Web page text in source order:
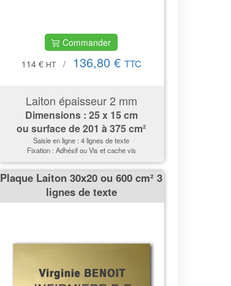
Commander
114 € HT / 136,80 € TTC
Laiton épaisseur 2 mm
Dimensions : 25 x 15 cm
ou surface de201 à 375 cm²
Saisie en ligne : 4 lignes de texte
Fixation : Adhésif ou Vis et cache vis
Plaque Laiton 30x20 ou 600 cm² 3
lignes de texte